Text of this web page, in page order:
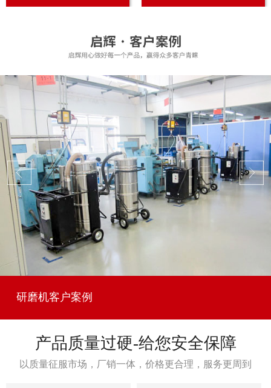
研磨机客户案例
产品质量过硬-给您安全保障
以质量征服市场，厂销一体，价格更合理，服务更周到